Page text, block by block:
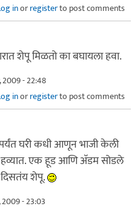
inorregisterto post comments
शेपू मिळतो का बघायला हवा.
- 22:48
inorregisterto post comments
घरी कधी आणून भाजी केली
एक हूड आणि अ‍ॅडम सोडले
शेपू.
- 23:03